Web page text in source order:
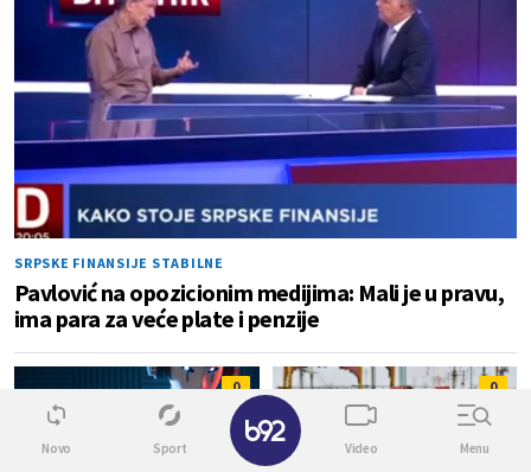
SRPSKE FINANSIJE STABILNE
Pavlović na opozicionim medijima: Mali je u pravu,
ima para za veće plate i penzije
0 0
Novo Sport Video Menu
✕